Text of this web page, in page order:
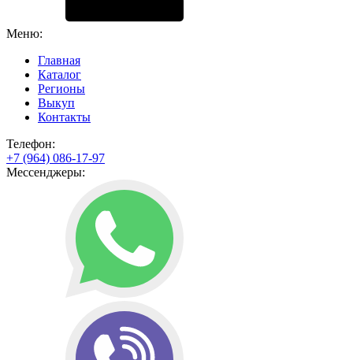
Меню:
Главная
Каталог
Регионы
Выкуп
Контакты
Телефон:
+7 (964) 086-17-97
Мессенджеры: